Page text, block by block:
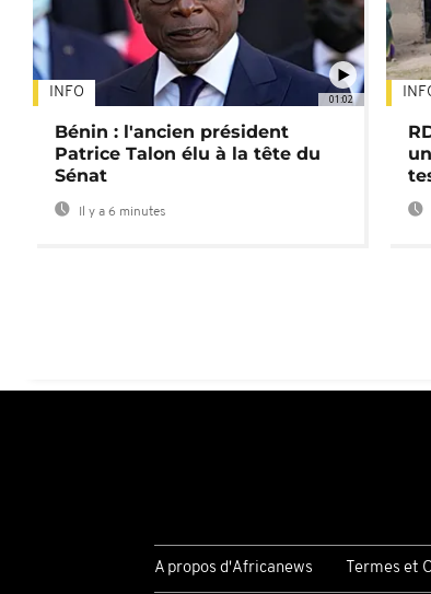
01:02
INFO
Bénin : l'ancien président
Patrice Talon élu à la tête du
Sénat
Il y a 6 minutes
A propos d'Africanews Termes et